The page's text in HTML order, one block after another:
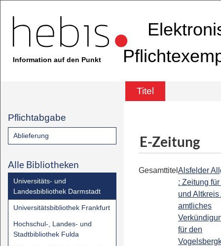
Information auf den Punkt
Titel
Pflichtabgabe
Ablieferung
Alle Bibliotheken
Universitäts- und
Landesbibliothek Darmstadt
Universitätsbibliothek Frankfurt
Hochschul-, Landes- und
Stadtbibliothek Fulda
E-Zeitung
Gesamttitel Alsfelder
: Zeitung
und Altkreis
amtliches
für den